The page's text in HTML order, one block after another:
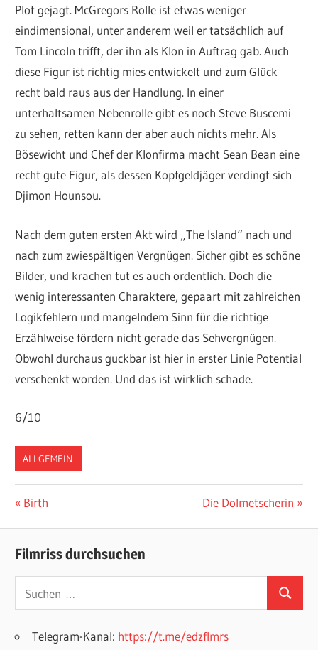
Plot gejagt. McGregors Rolle ist etwas weniger
eindimensional, unter anderem weil er tatsächlich auf
Tom Lincoln trifft, der ihn als Klon in Auftrag gab. Auch
diese Figur ist richtig mies entwickelt und zum Glück
recht bald raus aus der Handlung. In einer
unterhaltsamen Nebenrolle gibt es noch Steve Buscemi
zu sehen, retten kann der aber auch nichts mehr. Als
Bösewicht und Chef der Klonfirma macht Sean Bean eine
recht gute Figur, als dessen Kopfgeldjäger verdingt sich
Djimon Hounsou.
Nach dem guten ersten Akt wird „The Island“ nach und
nach zum zwiespältigen Vergnügen. Sicher gibt es schöne
Bilder, und krachen tut es auch ordentlich. Doch die
wenig interessanten Charaktere, gepaart mit zahlreichen
Logikfehlern und mangelndem Sinn für die richtige
Erzählweise fördern nicht gerade das Sehvergnügen.
Obwohl durchaus guckbar ist hier in erster Linie Potential
verschenkt worden. Und das ist wirklich schade.
6/10
ALLGEMEIN
Beitragsnavigation
Vorheriger
Birth
Nächster
Die Dolmetscherin
Filmriss durchsuchen
nach:
Suchen
Telegram-Kanal: https://t.me/edzflmrs